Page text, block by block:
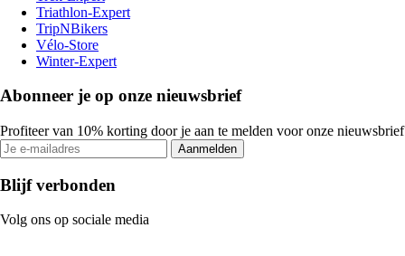
Triathlon-Expert
TripNBikers
Vélo-Store
Winter-Expert
Abonneer je op onze nieuwsbrief
Profiteer van 10% korting door je aan te melden voor onze nieuwsbrief
Aanmelden
Blijf verbonden
Volg ons op sociale media